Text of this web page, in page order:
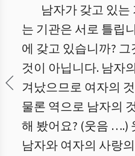
남자가 갖고 있
는 기관은 서로 틀립
에 갖고 있습니까?
것이 아닙니다. 남자
겨났으므로 여자의
물론 역으로 남자의
해 봤어요? (웃음 ….)
남자와 여자의 사랑